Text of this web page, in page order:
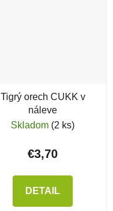
Tigrý orech CUKK v
náleve
Skladom (2 ks)
€3,70
DETAIL